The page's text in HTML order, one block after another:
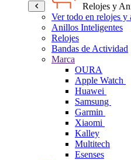
Relojes y
Ver todo en relojes y
Anillos Inteligentes
Relojes
Bandas de Actividad
Marca
OURA
Apple Watch
Huawei
Samsung
Garmin
Xiaomi
Kalley
Multitech
Esenses